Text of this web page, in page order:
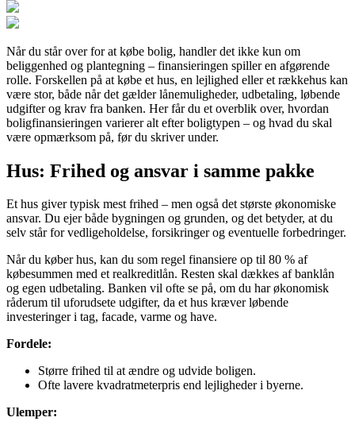
Når du står over for at købe bolig, handler det ikke kun om
beliggenhed og plantegning – finansieringen spiller en afgørende
rolle. Forskellen på at købe et hus, en lejlighed eller et rækkehus kan
være stor, både når det gælder lånemuligheder, udbetaling, løbende
udgifter og krav fra banken. Her får du et overblik over, hvordan
boligfinansieringen varierer alt efter boligtypen – og hvad du skal
være opmærksom på, før du skriver under.
Hus: Frihed og ansvar i samme pakke
Et hus giver typisk mest frihed – men også det største økonomiske
ansvar. Du ejer både bygningen og grunden, og det betyder, at du
selv står for vedligeholdelse, forsikringer og eventuelle forbedringer.
Når du køber hus, kan du som regel finansiere op til 80 % af
købesummen med et realkreditlån. Resten skal dækkes af banklån
og egen udbetaling. Banken vil ofte se på, om du har økonomisk
råderum til uforudsete udgifter, da et hus kræver løbende
investeringer i tag, facade, varme og have.
Fordele:
Større frihed til at ændre og udvide boligen.
Ofte lavere kvadratmeterpris end lejligheder i byerne.
Ulemper: